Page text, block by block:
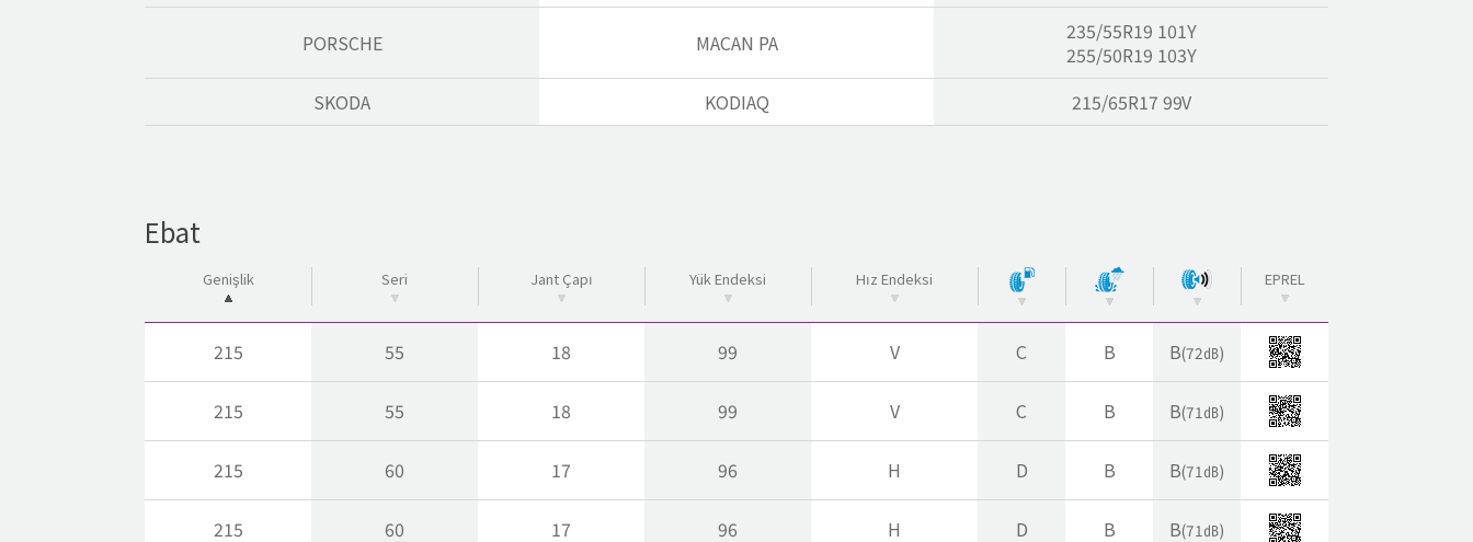
PORSCHE MACAN PA
235/55R19 101Y
255/50R19 103Y
SKODA
KODIAQ 215/65R17 99V
Ebat
Genişlik Seri Jant Çapı Yük Endeksi Hız Endeksi EPREL
215 55 18 99 V C B B(72㏈)
215 55 18 99 V C B B(71㏈)
215 60 17 96 H D B B(71㏈)
215 60 17 96 H D B B(71㏈)